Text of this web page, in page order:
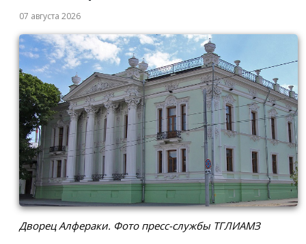
07 августа 2026
Дворец Алфераки. Фото пресс-службы ТГЛИАМЗ